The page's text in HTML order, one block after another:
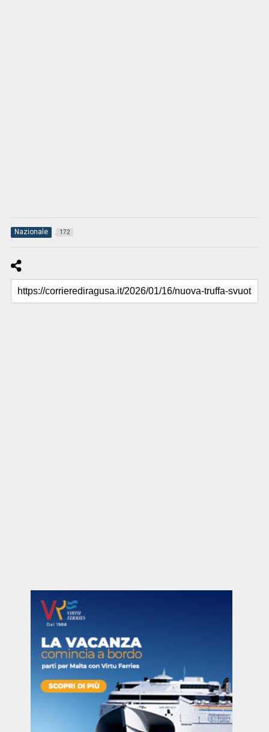
Nazionale 172